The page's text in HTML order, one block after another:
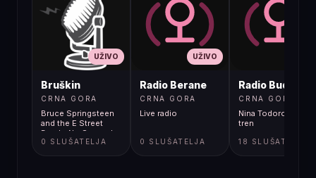
UŽIVO
Bruškin
CRNA GORA
Bruce Springsteen
and the E Street
Band - No Surrender
[9fg]
0 SLUŠATELJA
UŽIVO
Radio Berane
CRNA GORA
Live radio
0 SLUŠATELJA
Radio Budva
CRNA GORA
Nina Todorovic -
tren
18 SLUŠATELJA